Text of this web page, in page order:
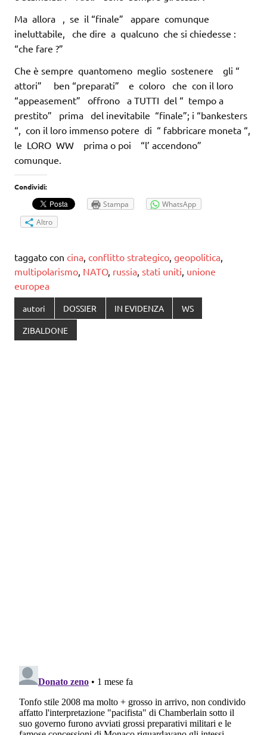
Ma allora , se il “finale” appare comunque
ineluttabile, che dire a qualcuno che si chiedesse :
“che fare ?”
Che è sempre quantomeno meglio sostenere gli “
attori” ben “preparati” e coloro che con il loro
“appeasement” offrono a TUTTI del “ tempo a
prestito” prima del inevitabile “finale”; i “bankesters
“, con il loro immenso potere di “ fabbricare moneta “,
le LORO WW prima o poi “l’ accendono”
comunque.
Condividi:
Stampa
WhatsApp
Altro
taggato con cina, conflitto strategico, geopolitica,
multipolarismo, NATO, russia, stati uniti, unione
europea
autori DOSSIER IN EVIDENZA WS
ZIBALDONE